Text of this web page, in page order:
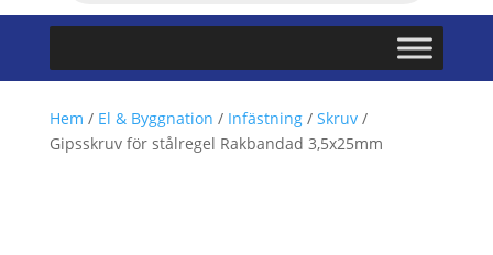
Hem / El & Byggnation / Infästning/ Skruv/
Gipsskruv för stålregel Rakbandad 3,5x25mm